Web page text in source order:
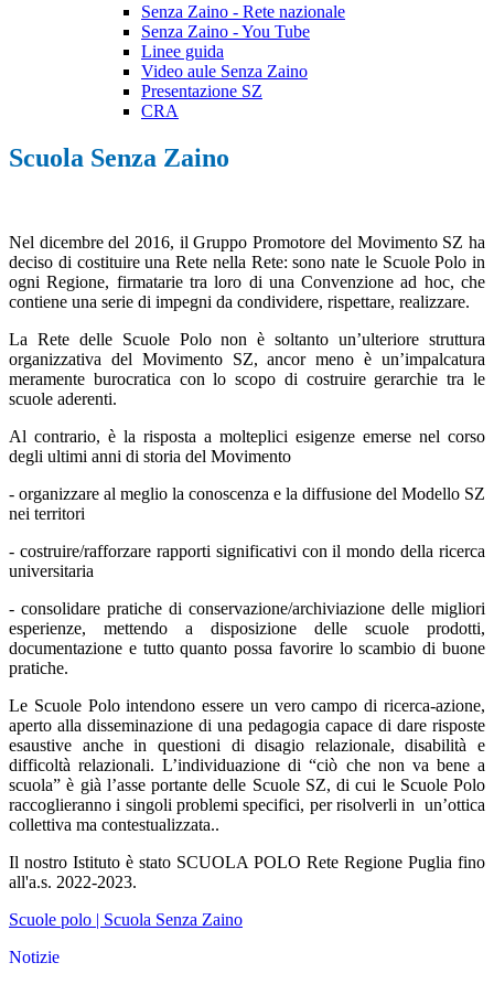
Senza Zaino - Rete nazionale
Senza Zaino - You Tube
Linee guida
Video aule Senza Zaino
Presentazione SZ
CRA
Scuola Senza Zaino
Nel dicembre del 2016, il Gruppo Promotore del Movimento SZ ha
deciso di costituire una Rete nella Rete: sono nate le Scuole Polo in
ogni Regione, firmatarie tra loro di una Convenzione ad hoc, che
contiene una serie di impegni da condividere, rispettare, realizzare.
La Rete delle Scuole Polo non è soltanto un’ulteriore struttura
organizzativa del Movimento SZ, ancor meno è un’impalcatura
meramente burocratica con lo scopo di costruire gerarchie tra le
scuole aderenti.
Al contrario, è la risposta a molteplici esigenze emerse nel corso
degli ultimi anni di storia del Movimento
- organizzare al meglio la conoscenza e la diffusione del Modello SZ
nei territori
- costruire/rafforzare rapporti significativi con il mondo della ricerca
universitaria
- consolidare pratiche di conservazione/archiviazione delle migliori
esperienze, mettendo a disposizione delle scuole prodotti,
documentazione e tutto quanto possa favorire lo scambio di buone
pratiche.
Le Scuole Polo intendono essere un vero campo di ricerca-azione,
aperto alla disseminazione di una pedagogia capace di dare risposte
esaustive anche in questioni di disagio relazionale, disabilità e
difficoltà relazionali. L’individuazione di “ciò che non va bene a
scuola” è già l’asse portante delle Scuole SZ, di cui le Scuole Polo
raccoglieranno i singoli problemi specifici, per risolverli in un’ottica
collettiva ma contestualizzata..
Il nostro Istituto è stato SCUOLA POLO Rete Regione Puglia fino
all'a.s. 2022-2023.
Scuole polo | Scuola Senza Zaino
Notizie